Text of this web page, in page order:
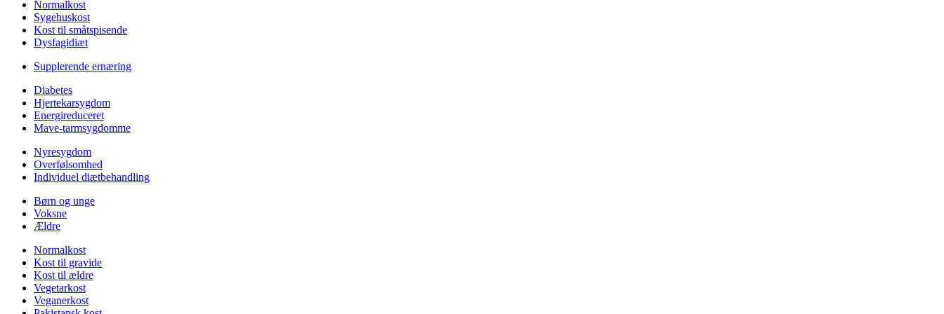
Normalkost
Sygehuskost
Kost til småtspisende
Dysfagidiæt
Supplerende ernæring
Diabetes
Hjertekarsygdom
Energireduceret
Mave-tarmsygdomme
Nyresygdom
Overfølsomhed
Individuel diætbehandling
Børn og unge
Voksne
Ældre
Normalkost
Kost til gravide
Kost til ældre
Vegetarkost
Veganerkost